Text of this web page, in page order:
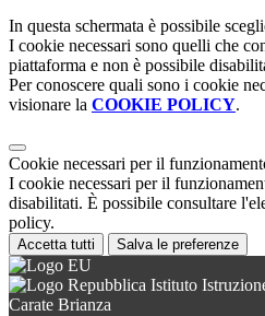
In questa schermata è possibile
I cookie necessari sono quelli che
piattaforma e non è possibile
Per conoscere quali sono i cookie
visionare la COOKIE POLICY.
Cookie necessari per il
I cookie necessari per il
disabilitati. È possibile consultare
policy.
Accetta tutti Salva le preferenze
Istituto
Carate Brianza